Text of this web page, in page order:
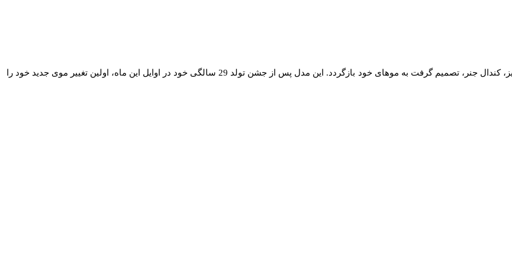
همه چیزهای خوب باید به پایان برسند، بنابراین درست بود که بلوند محبوب پاییز، کندال جنر، تصمیم گرفت به موهای خود بازگردد. این مدل پس از جشن تولد 29 سالگی خود در اوایل این ماه، اولین تغییر موی جدید خود را